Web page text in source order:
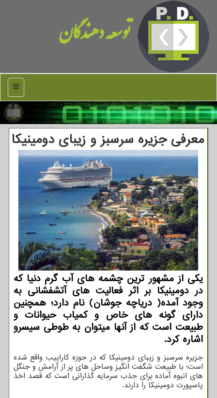
توسعه دهندگان
منو
معرفی جزیره سرسبز و زیبای دومینیكا
یكی از مشهور ترین چشمه های آب گرم دنیا كه
در دومینیكا بر اثر فعالیت های آتشفشانی به
وجود آمده( دریاچه جوشان) نام دارد؛ همچنین
دارای گونه های خاص و كمیاب حیوانات و
طبیعت است كه از آنها میتوان به طوطی سیسرو
اشاره كرد.
جزیره سرسبز و زیبای دومینیکا که در حوزه کاراییب واقع شده
است؛ با طبیعت شگفت انگیز وساحل های پر از آرامش و جنگل
های انبوه آماده برای جذب سرمایه گذارانی است که قصد اخذ
پاسپورت دومینیکا را دارند.